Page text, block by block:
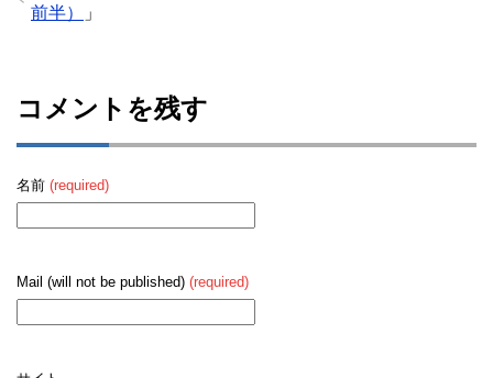
前半）
」
コメントを残す
名前 (required)
Mail (will not be published) (required)